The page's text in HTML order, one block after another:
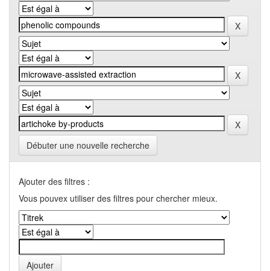
Débuter une nouvelle recherche
Ajouter des filtres :
Vous pouvex utiliser des filtres pour chercher mieux.